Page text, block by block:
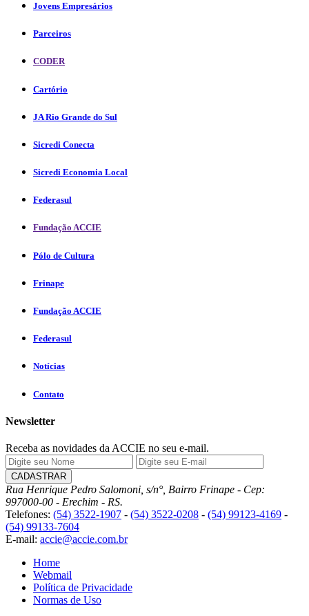
Jovens Empresários
Parceiros
CODER
Cartório
JA Rio Grande do Sul
Sicredi Conecta
Sicredi Economia Local
Federasul
Fundação ACCIE
Pólo de Cultura
Frinape
Fundação ACCIE
Federasul
Notícias
Contato
Newsletter
Receba as novidades da ACCIE no seu e-mail.
Rua Henrique Pedro Salomoni, s/n°, Bairro Frinape - Cep:
997000-00 - Erechim - RS.
Telefones: (54) 3522-1907 - (54) 3522-0208 - (54) 99123-4169 -
(54) 99133-7604
E-mail: accie@accie.com.br
Home
Webmail
Política de Privacidade
Normas de Uso